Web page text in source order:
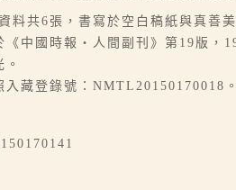
料共6張，書寫於空白稿紙與真善美
《中國時報‧人間副刊》第19版，
入藏登錄號：NMTL20150170018。